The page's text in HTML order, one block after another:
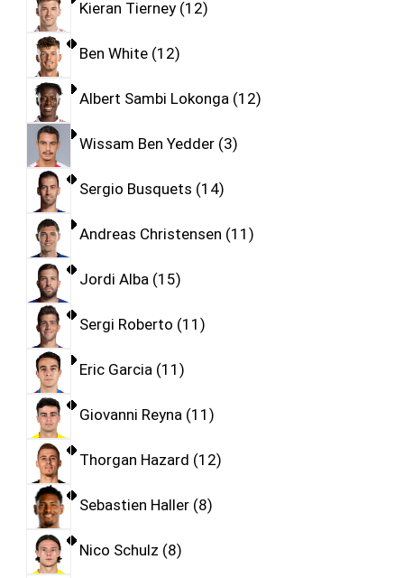
Kieran Tierney 12
Ben White 12
Albert Sambi Lokonga 12
Wissam Ben Yedder 3
Sergio Busquets 14
Andreas Christensen 11
Jordi Alba 15
Sergi Roberto 11
Eric Garcia 11
Giovanni Reyna 11
Thorgan Hazard 12
Sebastien Haller 8
Nico Schulz 8